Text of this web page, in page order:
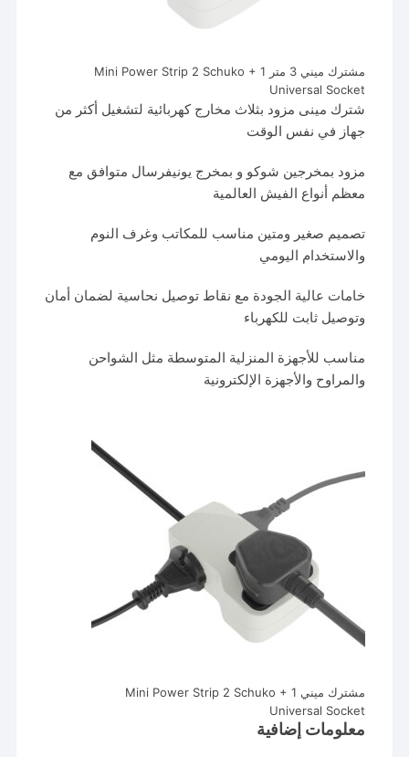
مشترك ميني 3 متر Mini Power Strip 2 Schuko + 1
Universal Socket
شترك مينى مزود بثلاث مخارج كهربائية لتشغيل أكثر من
جهاز في نفس الوقت
مزود بمخرجين شوكو و بمخرج يونيفرسال متوافق مع
معظم أنواع الفيش العالمية
تصميم صغير ومتين مناسب للمكاتب وغرف النوم
والاستخدام اليومي
خامات عالية الجودة مع نقاط توصيل نحاسية لضمان أمان
وتوصيل ثابت للكهرباء
مناسب للأجهزة المنزلية المتوسطة مثل الشواحن
والمراوح والأجهزة الإلكترونية
مشترك ميني Mini Power Strip 2 Schuko + 1
Universal Socket
معلومات إضافية